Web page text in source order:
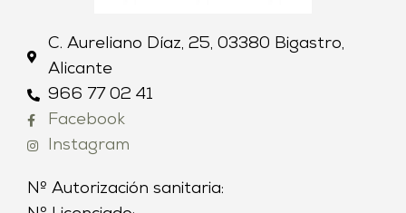
C. Aureliano Díaz, 25, 03380 Bigastro,
Alicante
966 77 02 41
Facebook
Instagram
Nº Autorización sanitaria: